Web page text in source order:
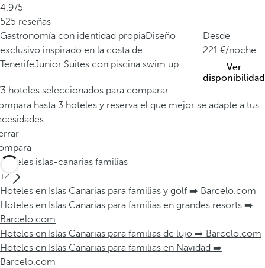
4.9/5
525 reseñas
Gastronomía con identidad propiaDiseño
exclusivo inspirado en la costa de
TenerifeJunior Suites con piscina swim up
Desde
221
/noche
Ver
disponibilidad
hoteles seleccionados para comparar
hasta 3 hoteles y reserva el que mejor se adapte a tus
Hoteles islas-canarias familias
12
Hoteles en Islas Canarias para familias y golf ➡️ Barcelo.com
Hoteles en Islas Canarias para familias en grandes resorts ➡️
Barcelo.com
Hoteles en Islas Canarias para familias de lujo ➡️ Barcelo.com
Hoteles en Islas Canarias para familias en Navidad ➡️
Barcelo.com